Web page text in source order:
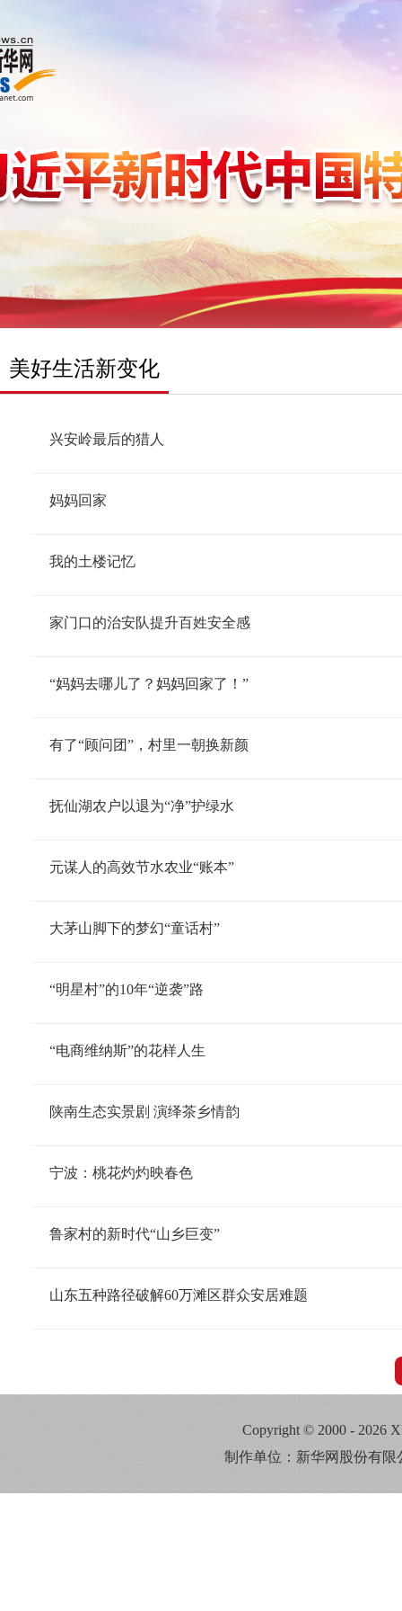
美好生活新变化
兴安岭最后的猎人
妈妈回家
我的土楼记忆
家门口的治安队提升百姓安全感
“妈妈去哪儿了？妈妈回家了！”
有了“顾问团”，村里一朝换新颜
抚仙湖农户以退为“净”护绿水
元谋人的高效节水农业“账本”
大茅山脚下的梦幻“童话村”
“明星村”的10年“逆袭”路
“电商维纳斯”的花样人生
陕南生态实景剧 演绎茶乡情韵
宁波：桃花灼灼映春色
鲁家村的新时代“山乡巨变”
山东五种路径破解60万滩区群众安居难题
Copyright © 2000 - 2026
制作单位：新华网股份有